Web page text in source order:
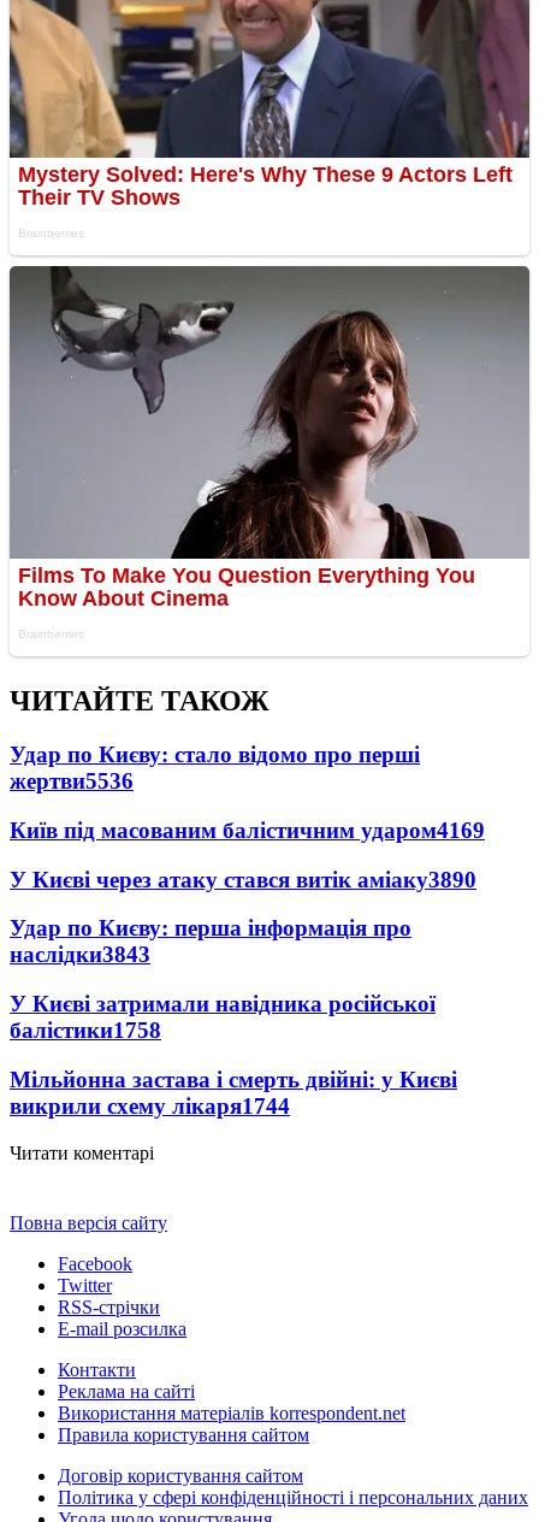
ЧИТАЙТЕ ТАКОЖ
Удар по Києву: стало відомо про перші
жертви5536
Київ під масованим балістичним ударом4169
У Києві через атаку стався витік аміаку3890
Удар по Києву: перша інформація про
наслідки3843
У Києві затримали навідника російської
балістики1758
Мільйонна застава і смерть двійні: у Києві
викрили схему лікаря1744
Читати коментарі
Повна версія сайту
Facebook
Twitter
RSS-стрічки
E-mail розсилка
Контакти
Реклама на сайті
Використання матеріалів korrespondent.net
Правила користування сайтом
Договір користування сайтом
Політика у сфері конфіденційності і персональних даних